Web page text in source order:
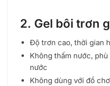
2. Gel bôi trơn
Độ trơn cao, thời gian
Không thấm nước,
nước
Không dùng với đồ